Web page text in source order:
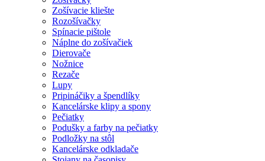
Zošívacie kliešte
Rozošívačky
Spínacie pištole
Náplne do zošívačiek
Dierovače
Nožnice
Rezače
Lupy
Pripináčiky a špendlíky
Kancelárske klipy a spony
Pečiatky
Podušky a farby na pečiatky
Podložky na stôl
Kancelárske odkladače